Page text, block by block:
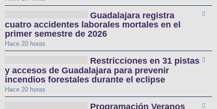
Guadalajara registra
cuatro accidentes laborales mortales en el
primer semestre de 2026
Hace 20 horas
Restricciones en 31 pistas
y accesos de Guadalajara para prevenir
incendios forestales durante el eclipse
Hace 20 horas
Programación Veranos